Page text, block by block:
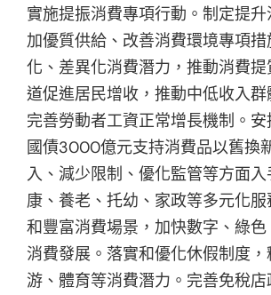
實施提振消費專項行動。制定提
加優質供給、改善消費環境專項
化、差異化消費潛力，推動消費
道促進居民增收，推動中低收入群
完善勞動者工資正常增長機制。安
國債3000億元支持消費品以舊換
入、減少限制、優化監管等方面
康、養老、托幼、家政等多元化
和豐富消費場景，加快數字、綠
消費發展。落實和優化休假制度
游、體育等消費潛力。完善免稅